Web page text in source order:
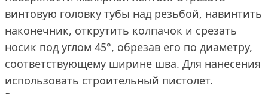
винтовую головку тубы над резьбой, навинтить
наконечник, открутить колпачок и срезать
носик под углом 45°, обрезав его по диаметру,
соответствующему ширине шва. Для нанесения
использовать строительный пистолет.